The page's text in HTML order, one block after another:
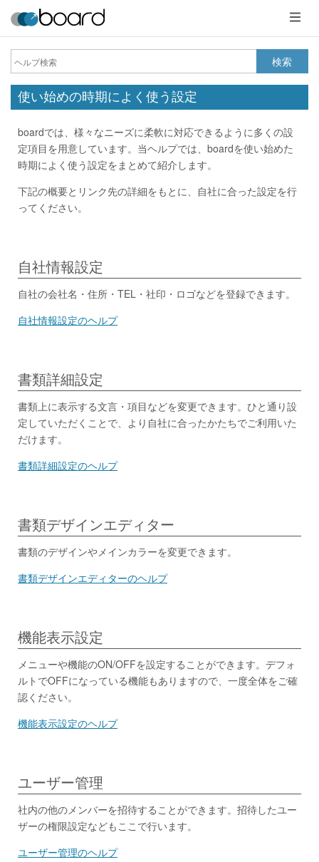
メ
ニ
ュ
ー
検索
使い始めの時期によく使う設定
boardでは、様々なニーズに柔軟に対応できるように多くの設
定項目を用意しています。当ヘルプでは、boardを使い始めた
時期によく使う設定をまとめて紹介します。
下記の概要とリンク先の詳細をもとに、自社に合った設定を行
ってください。
自社情報設定
自社の会社名・住所・TEL・社印・ロゴなどを登録できます。
自社情報設定のヘルプ
書類詳細設定
書類上に表示する文言・項目などを変更できます。ひと通り設
定していただくことで、より自社に合ったかたちでご利用いた
だけます。
書類詳細設定のヘルプ
書類デザインエディター
書類のデザインやメインカラーを変更できます。
書類デザインエディターのヘルプ
機能表示設定
メニューや機能のON/OFFを設定することができます。デフォ
ルトでOFFになっている機能もありますので、一度全体をご確
認ください。
機能表示設定のヘルプ
ユーザー管理
社内の他のメンバーを招待することができます。招待したユー
ザーの権限設定などもここで行います。
ユーザー管理のヘルプ